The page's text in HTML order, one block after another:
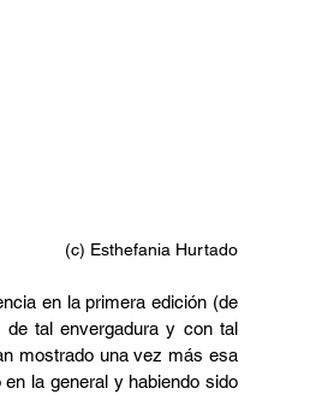
(c) Esthefania Hurtado
en la primera edición (de
tal envergadura y con tal
mostrado una vez más esa
la general y habiendo sido